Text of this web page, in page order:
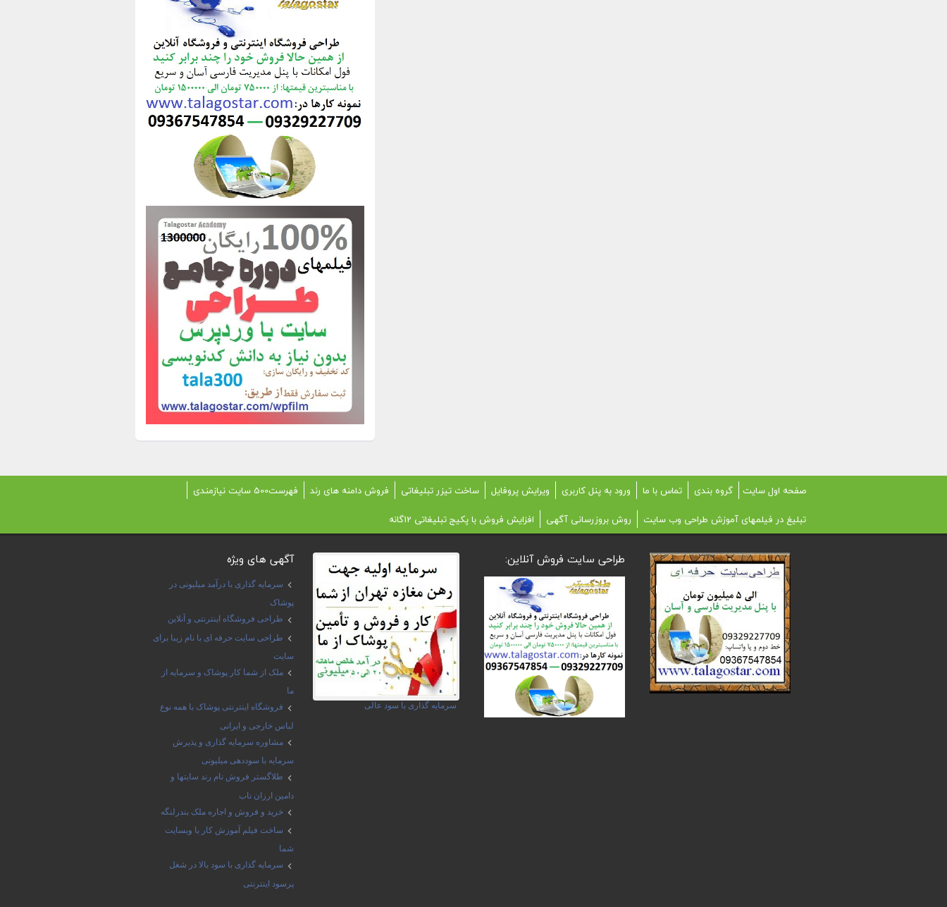
صفحه اول سایت گروه بندی تماس با ما ورود به پنل کاربری ویرایش پروفایل ساخت تیزر تبلیغاتی فروش دامنه های رند
فهرست500 سایت نیازمندی
تبلیغ در فیلمهای آموزش طراحی وب سایت
روش بروزرسانی آگهی افزایش فروش با پکیج تبلیغاتی 12گانه
آگهی های ویژه
سرمایه گذاری با درآمد میلیونی در
پوشاک
طراحی فروشگاه اینترنتی و آنلاین
طراحی سایت حرفه ای با نام زیبا برای
سایت
ملک از شما کار پوشاک و سرمایه از
ما
فروشگاه اینترنتی پوشاک با همه نوع
لباس خارجی و ایرانی
مشاوره سرمایه گذاری و پذیرش
سرمایه با سوددهی میلیونی
طلاگستر فروش نام رند سایتها و
دامین ارزان ناب
خرید و فروش و اجاره ملک بندرلنگه
ساخت فیلم آموزش کار با وبسایت
شما
سرمایه گذاری با سود بالا در شغل
پرسود اینترنتی
سرمایه گذاری با سود عالی
طراحی سایت فروش آنلاین: